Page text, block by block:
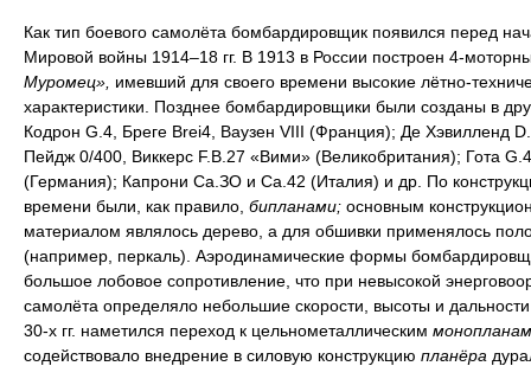
Как тип боевого самолёта бомбардировщик появился перед
Мировой войны 1914–18 гг. В 1913 в России построен 4-
Муромец», имевший для своего времени высокие лётно-
характеристики. Позднее бомбардировщики были созданы в
Кодрон G.4, Бреге Brei4, Ваузен VIII (Франция); Де Хэвилленд
Пейдж 0/400, Виккерс F.B.27 «Вими» (Великобритания); Гота
(Германия); Капрони Са.ЗО и Са.42 (Италия) и др. По
времени были, как правило, бипланами; основным
материалом являлось дерево, а для обшивки применялось
(например, перкаль). Аэродинамические формы
большое лобовое сопротивление, что при невысокой
самолёта определяло небольшие скорости, высоты и
30-х гг. наметился переход к цельнометаллическим
содействовало внедрение в силовую конструкцию планёра